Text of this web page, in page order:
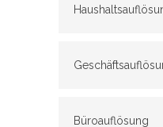
Büroauflösung